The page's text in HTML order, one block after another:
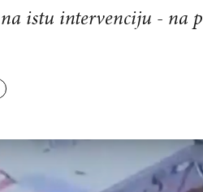
istu intervenciju - na